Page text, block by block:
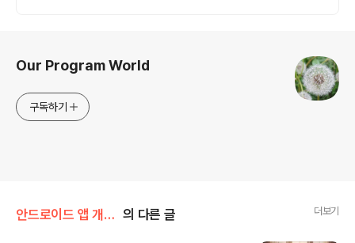
Our Program World
구독하기
안드로이드 앱 개발 이야기 의 다른 글 더보기